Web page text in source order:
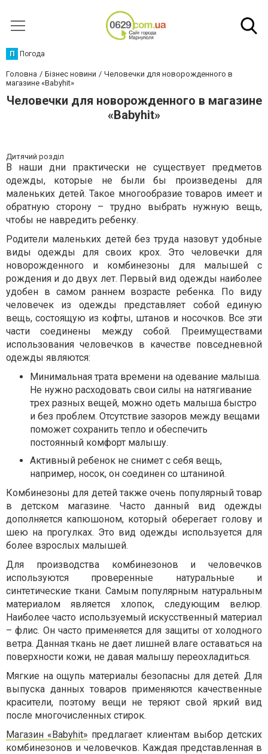
П Погода
Головна Бізнес новини
Человечки для новорожденного в
магазине «Babyhit»
Человечки для новорожденного в магазине
«Babyhit»
Дитячий розділ
В наши дни практически не существует предметов
одежды, которые не были бы произведены для
маленьких детей. Такое многообразие товаров имеет и
обратную сторону – трудно выбрать нужную вещь,
чтобы не навредить ребенку.
Родители маленьких детей без труда назовут удобные
виды одежды для своих крох. Это человечки для
новорожденного и комбинезоны для малышей с
рождения и до двух лет. Первый вид одежды наиболее
удобен в самом раннем возрасте ребенка. По виду
человечек из одежды представляет собой единую
вещь, состоящую из кофты, штанов и носочков. Все эти
части соединены между собой. Преимуществами
использования человечков в качестве повседневной
одежды являются:
Минимальная трата времени на одевание малыша.
Не нужно расходовать свои силы на натягивание
трех разных вещей, можно одеть малыша быстро
и без проблем. Отсутствие зазоров между вещами
поможет сохранить тепло и обеспечить
постоянный комфорт малышу.
Активный ребенок не снимет с себя вещь,
например, носок, он соединен со штаниной.
Комбинезоны для детей также очень популярный товар
в детском магазине. Часто данный вид одежды
дополняется капюшоном, который оберегает голову и
шею на прогулках. Это вид одежды используется для
более взрослых малышей.
Для производства комбинезонов и человечков
используются проверенные натуральные и
синтетические ткани. Самым популярным натуральным
материалом является хлопок, следующим велюр.
Наиболее часто используемый искусственный материал
– флис. Он часто применяется для защиты от холодного
ветра. Данная ткань не дает лишней влаге оставаться на
поверхности кожи, не давая малышу переохладиться.
Мягкие на ощупь материалы безопасны для детей. Для
выпуска данных товаров применяются качественные
красители, поэтому вещи не теряют свой яркий вид
после многочисленных стирок.
Магазин «Babyhit» предлагает клиентам выбор детских
комбинезонов и человечков. Каждая представленная в